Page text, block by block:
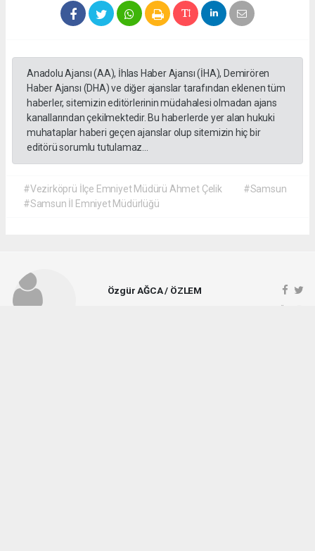
Anadolu Ajansı (AA), İhlas Haber Ajansı (İHA), Demirören
Haber Ajansı (DHA) ve diğer ajanslar tarafından eklenen tüm
haberler, sitemizin editörlerinin müdahalesi olmadan ajans
kanallarından çekilmektedir. Bu haberlerde yer alan hukuki
muhataplar haberi geçen ajanslar olup sitemizin hiç bir
editörü sorumlu tutulamaz...
#Vezirköprü İlçe Emniyet Müdürü Ahmet Çelik
#Samsun
#Samsun İl Emniyet Müdürlüğü
Özgür AĞCA / ÖZLEM